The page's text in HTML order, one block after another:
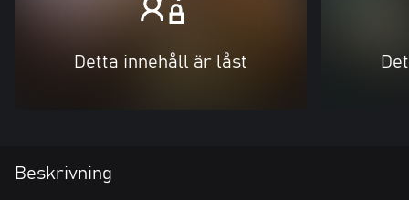
Detta innehåll är låst
Beskrivning